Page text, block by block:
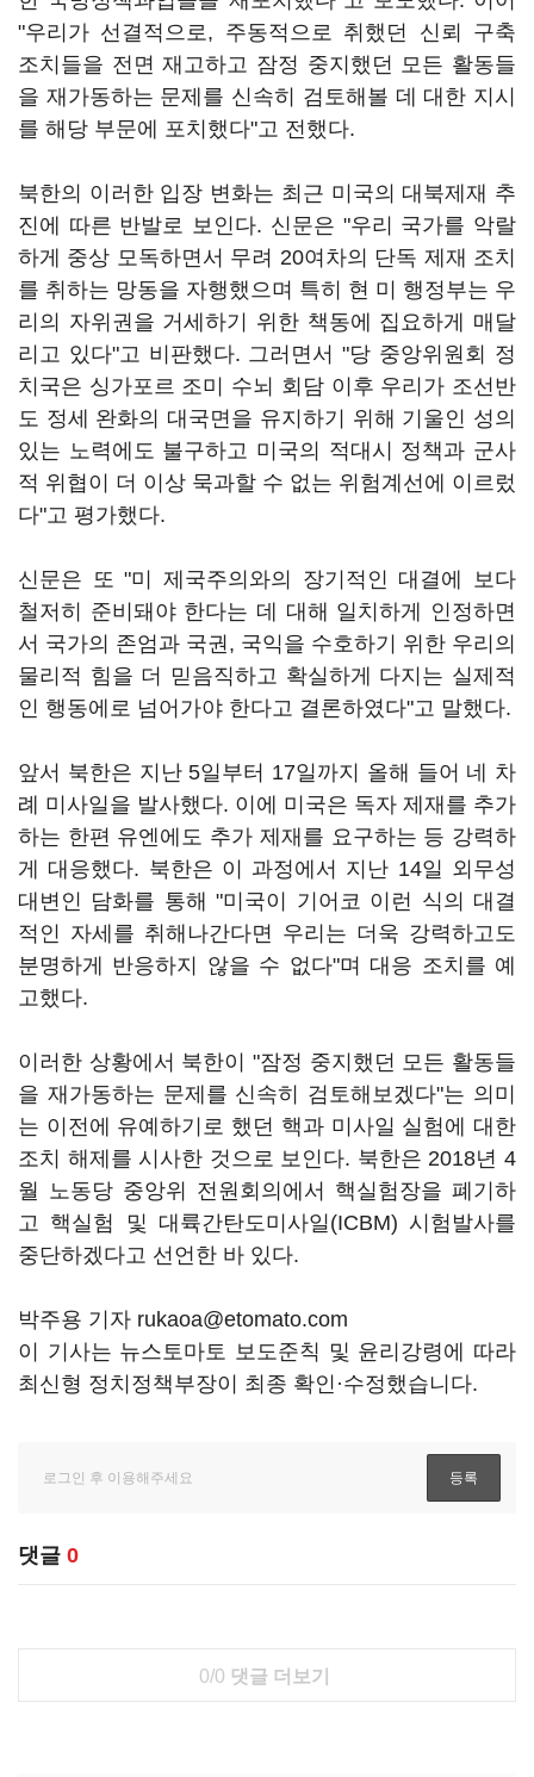
"우리가 선결적으로, 주동적으로 취했던 신뢰 구축
조치들을 전면 재고하고 잠정 중지했던 모든 활동들
을 재가동하는 문제를 신속히 검토해볼 데 대한 지시
를 해당 부문에 포치했다"고 전했다.
북한의 이러한 입장 변화는 최근 미국의 대북제재 추
진에 따른 반발로 보인다. 신문은 "우리 국가를 악랄
하게 중상 모독하면서 무려 20여차의 단독 제재 조치
를 취하는 망동을 자행했으며 특히 현 미 행정부는 우
리의 자위권을 거세하기 위한 책동에 집요하게 매달
리고 있다"고 비판했다. 그러면서 "당 중앙위원회 정
치국은 싱가포르 조미 수뇌 회담 이후 우리가 조선반
도 정세 완화의 대국면을 유지하기 위해 기울인 성의
있는 노력에도 불구하고 미국의 적대시 정책과 군사
적 위협이 더 이상 묵과할 수 없는 위험계선에 이르렀
다"고 평가했다.
신문은 또 "미 제국주의와의 장기적인 대결에 보다
철저히 준비돼야 한다는 데 대해 일치하게 인정하면
서 국가의 존엄과 국권, 국익을 수호하기 위한 우리의
물리적 힘을 더 믿음직하고 확실하게 다지는 실제적
인 행동에로 넘어가야 한다고 결론하였다"고 말했다.
앞서 북한은 지난 5일부터 17일까지 올해 들어 네 차
례 미사일을 발사했다. 이에 미국은 독자 제재를 추가
하는 한편 유엔에도 추가 제재를 요구하는 등 강력하
게 대응했다. 북한은 이 과정에서 지난 14일 외무성
대변인 담화를 통해 "미국이 기어코 이런 식의 대결
적인 자세를 취해나간다면 우리는 더욱 강력하고도
분명하게 반응하지 않을 수 없다"며 대응 조치를 예
고했다.
이러한 상황에서 북한이 "잠정 중지했던 모든 활동들
을 재가동하는 문제를 신속히 검토해보겠다"는 의미
는 이전에 유예하기로 했던 핵과 미사일 실험에 대한
조치 해제를 시사한 것으로 보인다. 북한은 2018년 4
월 노동당 중앙위 전원회의에서 핵실험장을 폐기하
고 핵실험 및 대륙간탄도미사일(ICBM) 시험발사를
중단하겠다고 선언한 바 있다.
박주용 기자 rukaoa@etomato.com
이 기사는 뉴스토마토 보도준칙 및 윤리강령에 따라
최신형 정치정책부장이 최종 확인·수정했습니다.
댓글 0
0/0 댓글 더보기